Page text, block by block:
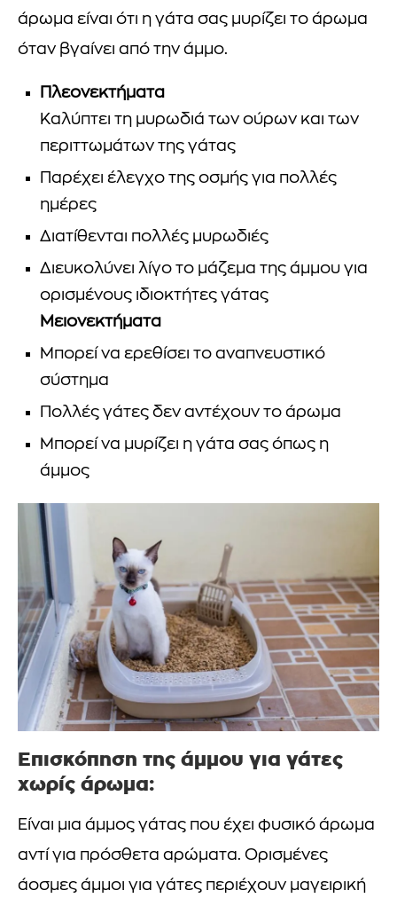
άρωμα είναι ότι η γάτα σας μυρίζει το άρωμα
όταν βγαίνει από την άμμο.
Πλεονεκτήματα
Καλύπτει τη μυρωδιά των ούρων και των
περιττωμάτων της γάτας
Παρέχει έλεγχο της οσμής για πολλές
ημέρες
Διατίθενται πολλές μυρωδιές
Διευκολύνει λίγο το μάζεμα της άμμου για
ορισμένους ιδιοκτήτες γάτας
Μειονεκτήματα
Μπορεί να ερεθίσει το αναπνευστικό
σύστημα
Πολλές γάτες δεν αντέχουν το άρωμα
Μπορεί να μυρίζει η γάτα σας όπως η
άμμος
Επισκόπηση της άμμου για γάτες
χωρίς άρωμα:
Είναι μια άμμος γάτας που έχει φυσικό άρωμα
αντί για πρόσθετα αρώματα. Ορισμένες
άοσμες άμμοι για γάτες περιέχουν μαγειρική